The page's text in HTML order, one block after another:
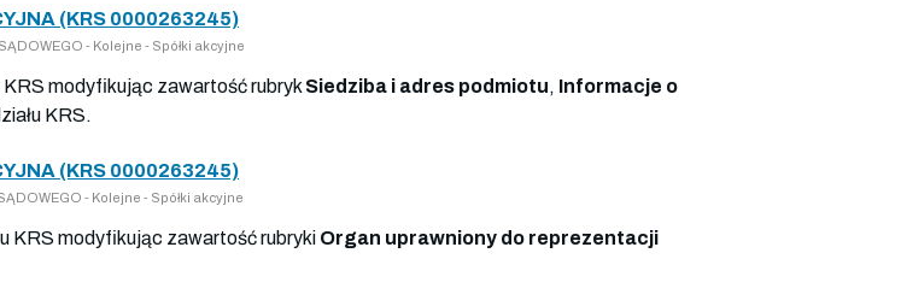
(KRS 0000263245)
- Kolejne - Spółki akcyjne
KRS modyfikując zawartość rubryk Siedziba i adres podmiotu, Informacje o
KRS.
(KRS 0000263245)
- Kolejne - Spółki akcyjne
KRS modyfikując zawartość rubryki Organ uprawniony do reprezentacji